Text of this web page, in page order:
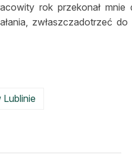
rok przekonał mnie
zwłaszczadotrzeć
Lublinie